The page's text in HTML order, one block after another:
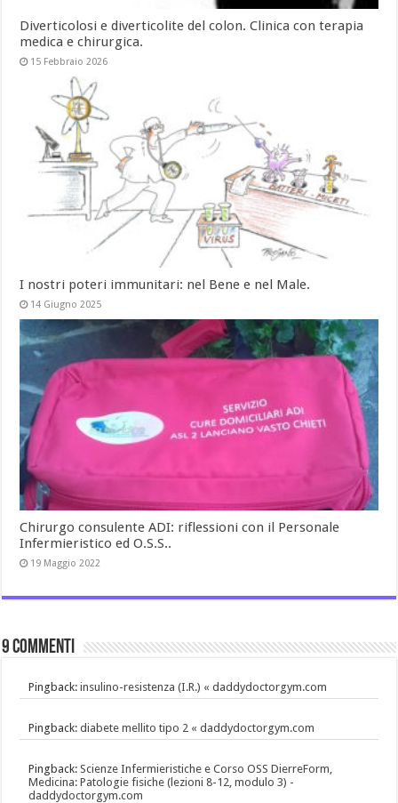
Diverticolosi e diverticolite del colon. Clinica con terapia
medica e chirurgica.
15 Febbraio 2026
I nostri poteri immunitari: nel Bene e nel Male.
14 Giugno 2025
Chirurgo consulente ADI: riflessioni con il Personale
Infermieristico ed O.S.S..
19 Maggio 2022
9 commenti
Pingback:insulino-resistenza (I.R.) « daddydoctorgym.com
Pingback:diabete mellito tipo 2 « daddydoctorgym.com
Pingback:Scienze Infermieristiche e Corso OSS DierreForm,
Medicina: Patologie fisiche (lezioni 8-12, modulo 3) -
daddydoctorgym.com